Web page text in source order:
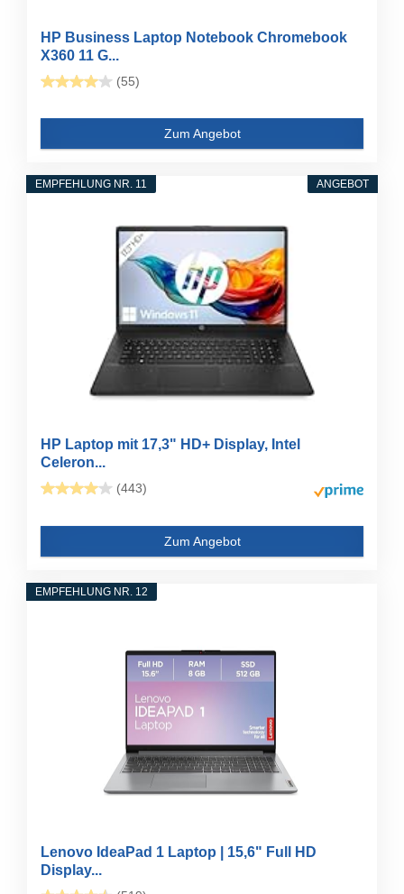
HP Business Laptop Notebook Chromebook
X360 11 G...
(55)
Zum Angebot
ANGEBOT
EMPFEHLUNG NR. 11
HP Laptop mit 17,3" HD+ Display, Intel
Celeron...
(443)
Zum Angebot
EMPFEHLUNG NR. 12
Lenovo IdeaPad 1 Laptop | 15,6" Full HD
Display...